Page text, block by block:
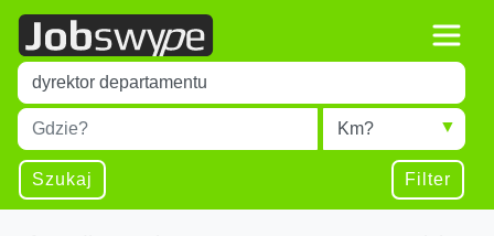
Title
Type 1 or more characters for results.
Miejscowość
Type 1 or more characters for results.
Radius
Szukaj Filter